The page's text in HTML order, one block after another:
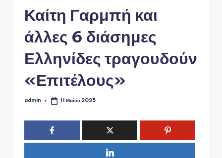
Καίτη Γαρμπή και
άλλες 6 διάσημες
Ελληνίδες τραγουδούν
«Επιτέλους»
Συγγραφέας:
admin 11 Μαΐου 2025